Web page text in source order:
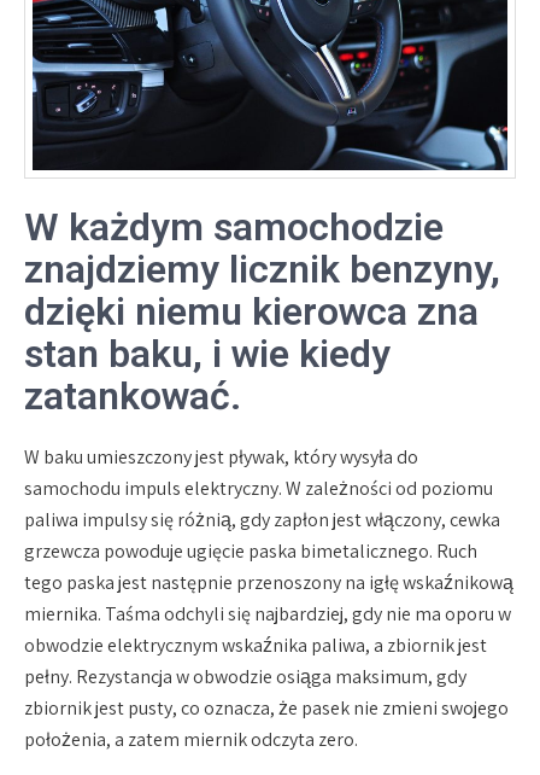
W każdym samochodzie
znajdziemy licznik benzyny,
dzięki niemu kierowca zna
stan baku, i wie kiedy
zatankować.
W baku umieszczony jest pływak, który wysyła do
samochodu impuls elektryczny. W zależności od poziomu
paliwa impulsy się różnią, gdy zapłon jest włączony, cewka
grzewcza powoduje ugięcie paska bimetalicznego. Ruch
tego paska jest następnie przenoszony na igłę wskaźnikową
miernika. Taśma odchyli się najbardziej, gdy nie ma oporu w
obwodzie elektrycznym wskaźnika paliwa, a zbiornik jest
pełny. Rezystancja w obwodzie osiąga maksimum, gdy
zbiornik jest pusty, co oznacza, że pasek nie zmieni swojego
położenia, a zatem miernik odczyta zero.